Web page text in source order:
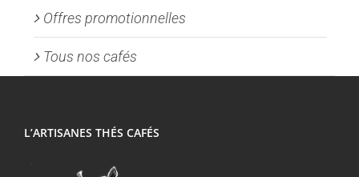
Offres promotionnelles
Tous nos cafés
L’ARTISANES THÉS CAFÉS